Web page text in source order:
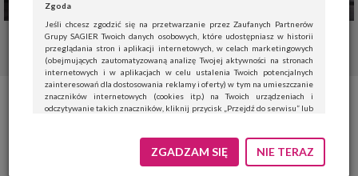
Zgoda
Jeśli chcesz zgodzić się na przetwarzanie przez Zaufanych Partnerów
Grupy SAGIER Twoich danych osobowych, które udostępniasz w historii
przeglądania stron i aplikacji internetowych, w celach marketingowych
(obejmujących zautomatyzowaną analizę Twojej aktywności na stronach
internetowych i w aplikacjach w celu ustalenia Twoich potencjalnych
zainteresowań dla dostosowania reklamy i oferty) w tym na umieszczanie
znaczników internetowych (cookies itp.) na Twoich urządzeniach i
odczytywanie takich znaczników, kliknij przycisk „Przejdź do serwisu” lub
Jeśli nie chcesz wyrazić zgody, kliknij „Nie teraz”.
Wyrażenie zgody jest dobrowolne. Możesz edytować zakres zgody, w tym
ZGADZAM SIĘ NIE TERAZ
Nowalijki z doniczki – ABC
uprawy szczypiorku na